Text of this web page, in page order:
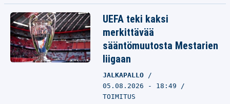
UEFA teki kaksi
merkittävää
sääntömuutosta Mestarien
liigaan
JALKAPALLO
05.08.2026 - 18:49
TOIMITUS